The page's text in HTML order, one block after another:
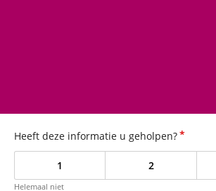
Heeft deze informatie u geholpen?*
1 2
Helemaal niet